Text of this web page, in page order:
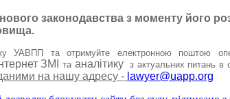
законодавства з моменту його
УАВПП та отримуйте електронною поштою
ЗМІ та аналітику з актуальних питань в
на нашу адресу - lawyer@uapp.org